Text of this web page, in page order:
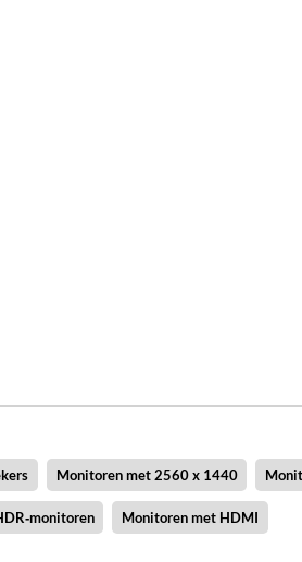
Monitoren met 2560 x 1440
Monitoren met HDMI